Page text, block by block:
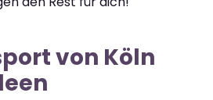
von Köln